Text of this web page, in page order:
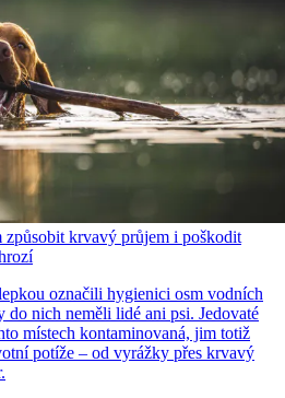
způsobit krvavý průjem i poškodit
označili hygienici osm vodních
nich neměli lidé ani psi. Jedovaté
místech kontaminovaná, jim totiž
potíže – od vyrážky přes krvavý